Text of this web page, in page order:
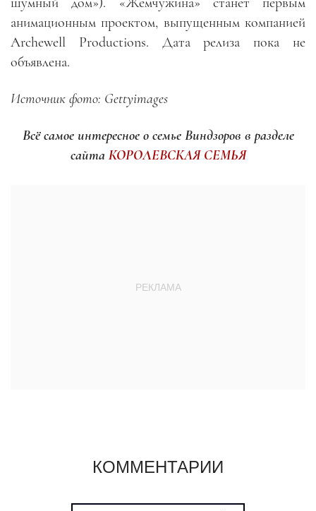
анимационным проектом, выпущенным компанией
Archewell Productions. Дата релиза пока не
объявлена.
Источник фото: Gettyimages
Всё самое интересное о семье Виндзоров в разделе
сайта КОРОЛЕВСКАЯ СЕМЬЯ
КОММЕНТАРИИ